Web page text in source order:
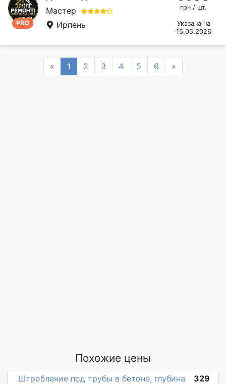
PRO
Мастер
Ирпень
грн / шт.
Указана на
15.05.2026
« Previous
1 2 3 4 5 6 »
Похожие цены
Штробление под трубы в бетоне, глубина
329